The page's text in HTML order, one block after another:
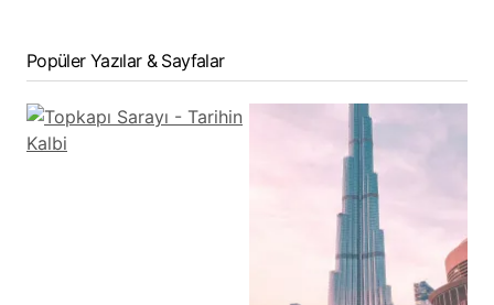
Popüler Yazılar & Sayfalar